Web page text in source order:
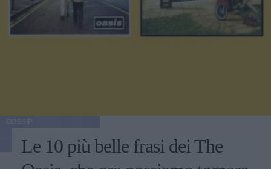
Le 10 più belle frasi dei The